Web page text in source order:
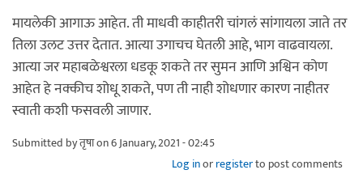
मायलेकी आगाऊ आहेत. ती माधवी काहीतरी चांगलं सांगायला जाते तर
तिला उलट उत्तर देतात. आत्या उगाचच घेतली आहे, भाग वाढवायला.
आत्या जर महाबळेश्वरला धडकू शकते तर सुमन आणि अश्विन कोण
आहेत हे नक्कीच शोधू शकते, पण ती नाही शोधणार कारण नाहीतर
स्वाती कशी फसवली जाणार.
Submitted byतृषाon 6 January, 2021 - 02:45
Log inorregisterto post comments